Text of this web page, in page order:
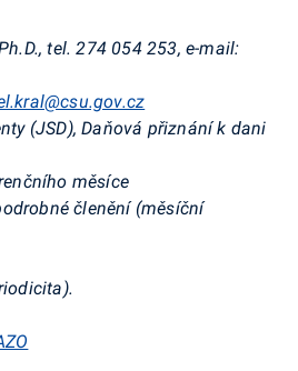
tel. 274 054 253, e-mail:
(JSD), Daňová přiznání k dani
měsíce
členění (měsíční